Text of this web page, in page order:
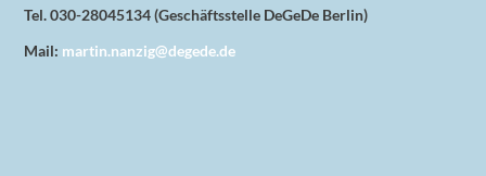
Tel. 030-28045134 (Geschäftsstelle DeGeDe Berlin)
Mail: martin.nanzig@degede.de